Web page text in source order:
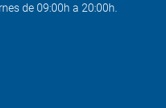
de 09:00h a 20:00h.